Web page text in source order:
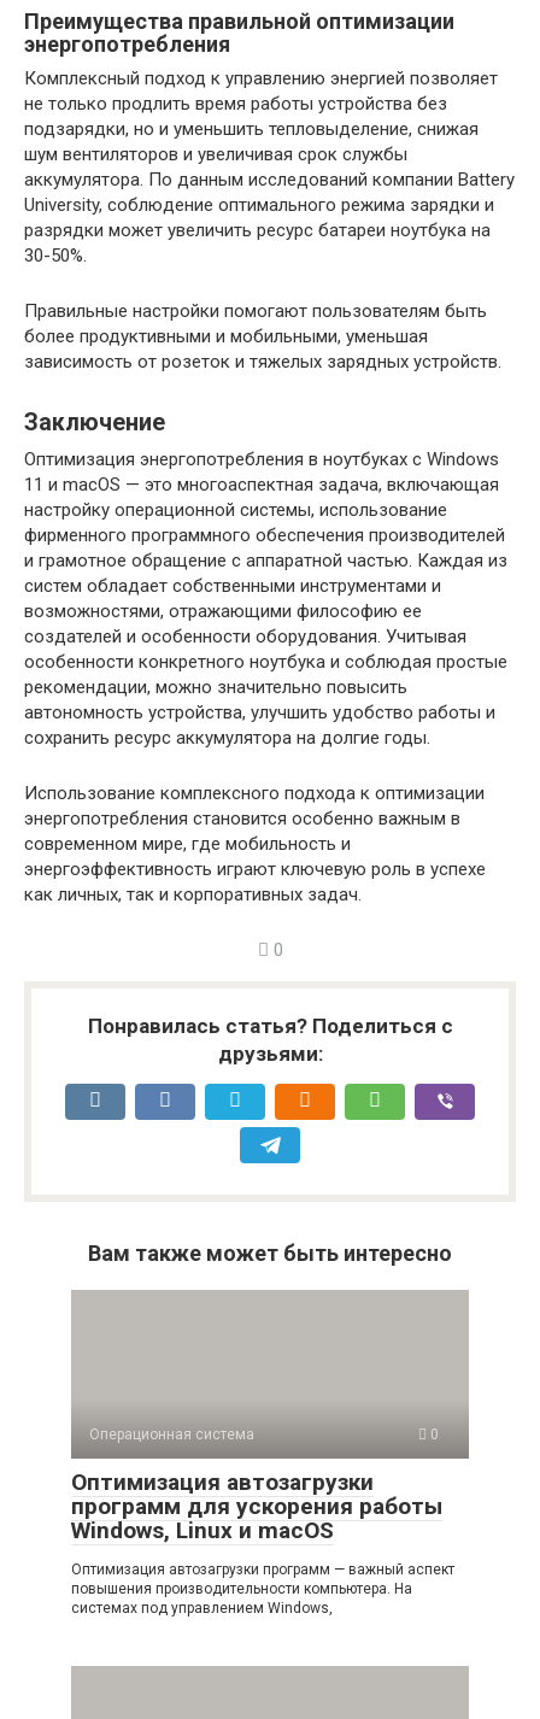
Преимущества правильной оптимизации
энергопотребления
Комплексный подход к управлению энергией позволяет
не только продлить время работы устройства без
подзарядки, но и уменьшить тепловыделение, снижая
шум вентиляторов и увеличивая срок службы
аккумулятора. По данным исследований компании Battery
University, соблюдение оптимального режима зарядки и
разрядки может увеличить ресурс батареи ноутбука на
30-50%.
Правильные настройки помогают пользователям быть
более продуктивными и мобильными, уменьшая
зависимость от розеток и тяжелых зарядных устройств.
Заключение
Оптимизация энергопотребления в ноутбуках с Windows
11 и macOS — это многоаспектная задача, включающая
настройку операционной системы, использование
фирменного программного обеспечения производителей
и грамотное обращение с аппаратной частью. Каждая из
систем обладает собственными инструментами и
возможностями, отражающими философию ее
создателей и особенности оборудования. Учитывая
особенности конкретного ноутбука и соблюдая простые
рекомендации, можно значительно повысить
автономность устройства, улучшить удобство работы и
сохранить ресурс аккумулятора на долгие годы.
Использование комплексного подхода к оптимизации
энергопотребления становится особенно важным в
современном мире, где мобильность и
энергоэффективность играют ключевую роль в успехе
как личных, так и корпоративных задач.
0
Понравилась статья? Поделиться с
друзьями:
Вам также может быть интересно
Операционная система 0
Оптимизация автозагрузки
программ для ускорения работы
Windows, Linux и macOS
Оптимизация автозагрузки программ — важный аспект
повышения производительности компьютера. На
системах под управлением Windows,